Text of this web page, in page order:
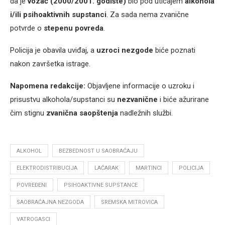
i/ili psihoaktivnih supstanci. Za sada nema zvanične
potvrde o stepenu povreda.
Policija je obavila uviđaj, a uzroci nezgode biće poznati
nakon završetka istrage.
Napomena redakcije: Objavljene informacije o uzroku i
prisustvu alkohola/supstanci su nezvanične i biće ažurirane
čim stignu zvanična saopštenja nadležnih službi.
ALKOHOL BEZBEDNOST U SAOBRAĆAJU
ELEKTRODISTRIBUCIJA LAĆARAK MARTINCI POLICIJA
POVREĐENI PSIHOAKTIVNE SUPSTANCE
SAOBRAĆAJNA NEZGODA SREMSKA MITROVICA
VATROGASCI